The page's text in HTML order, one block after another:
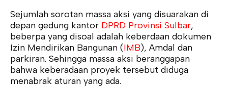
Sejumlah sorotan massa aksi yang disuarakan di
depan gedung kantor DPRD Provinsi Sulbar,
beberpa yang disoal adalah keberdaan dokumen
Izin Mendirikan Bangunan (IMB), Amdal dan
parkiran. Sehingga massa aksi beranggapan
bahwa keberadaan proyek tersebut diduga
menabrak aturan yang ada.